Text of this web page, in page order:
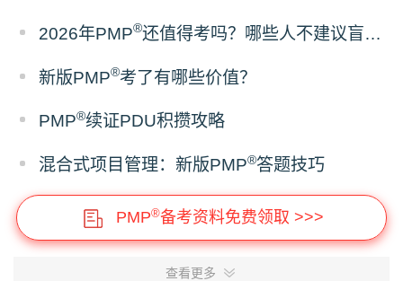
2026年PMP®还值得考吗？哪些人不建议盲目报考
新版PMP®考了有哪些价值？
PMP®续证PDU积攒攻略
混合式项目管理：新版PMP®答题技巧
PMP®备考资料免费领取 >>>
查看更多